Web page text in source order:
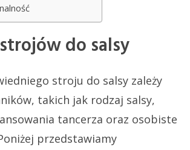
do salsy
stroju do salsy zależy
takich jak rodzaj salsy,
tancerza oraz osobiste
przedstawiamy